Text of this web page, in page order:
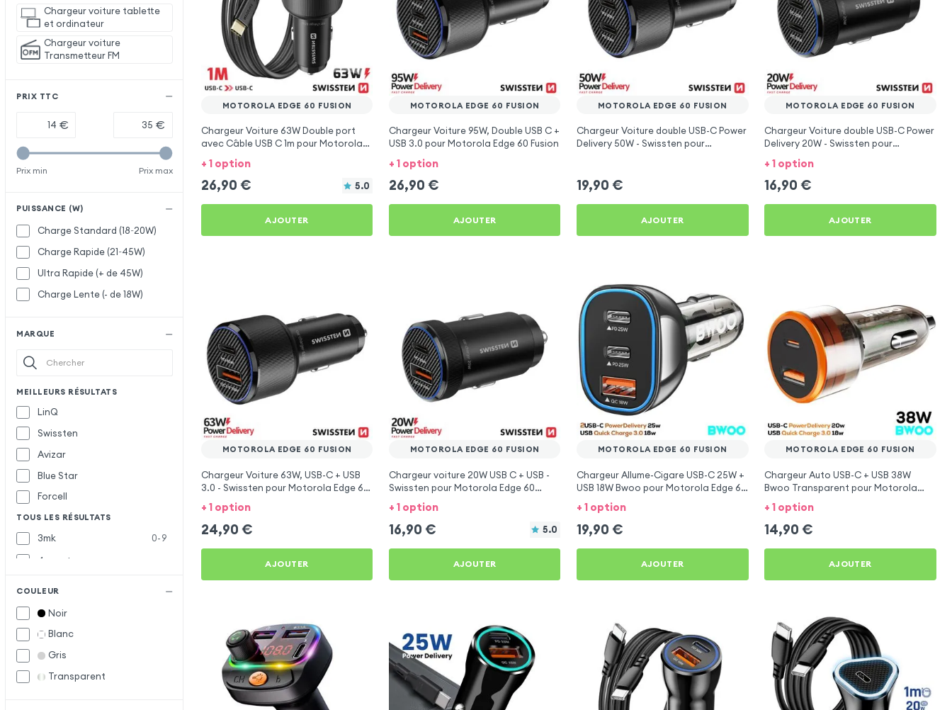
Chargeur voiture tablette
et ordinateur
Chargeur voiture
Transmetteur FM
PRIX TTC
€ €
Prix min Prix max
PUISSANCE (W)
Charge Standard (18~20W)
Charge Rapide (21~45W)
Ultra Rapide (+ de 45W)
Charge Lente (- de 18W)
MARQUE
MEILLEURS RÉSULTATS
LinQ
Swissten
Avizar
Blue Star
Forcell
TOUS LES RÉSULTATS
3mk
0-9
4smarts
Belkin
Bwoo
Inkax
COULEUR
Noir
Blanc
Gris
Transparent
MOTOROLA EDGE 60 FUSION
Chargeur Voiture 63W Double port
avec Câble USB C 1m pour Motorola
Edge 60 Fusion
+ 1 option
26,90 € 5.0
AJOUTER
MOTOROLA EDGE 60 FUSION
Chargeur Voiture 95W, Double USB C +
USB 3.0 pour Motorola Edge 60 Fusion
+ 1 option
26,90 €
AJOUTER
MOTOROLA EDGE 60 FUSION
Chargeur Voiture double USB-C Power
Delivery 50W - Swissten pour
19,90 €
AJOUTER
MOTOROLA EDGE 60 FUSION
Chargeur Voiture double USB-C Power
Delivery 20W - Swissten pour
Motorola Edge 60 Fusion
+ 1 option
16,90 €
AJOUTER
MOTOROLA EDGE 60 FUSION
Chargeur Voiture 63W, USB-C + USB
3.0 - Swissten pour Motorola Edge 60
Fusion
+ 1 option
24,90 €
AJOUTER
MOTOROLA EDGE 60 FUSION
Chargeur voiture 20W USB C + USB -
Swissten pour Motorola Edge 60
Fusion
+ 1 option
16,90 € 5.0
AJOUTER
MOTOROLA EDGE 60 FUSION
Chargeur Allume-Cigare USB-C 25W +
USB 18W Bwoo pour Motorola Edge 60
Fusion
+ 1 option
19,90 €
AJOUTER
MOTOROLA EDGE 60 FUSION
Chargeur Auto USB-C + USB 38W
Bwoo Transparent pour Motorola
Edge 60 Fusion
+ 1 option
14,90 €
AJOUTER